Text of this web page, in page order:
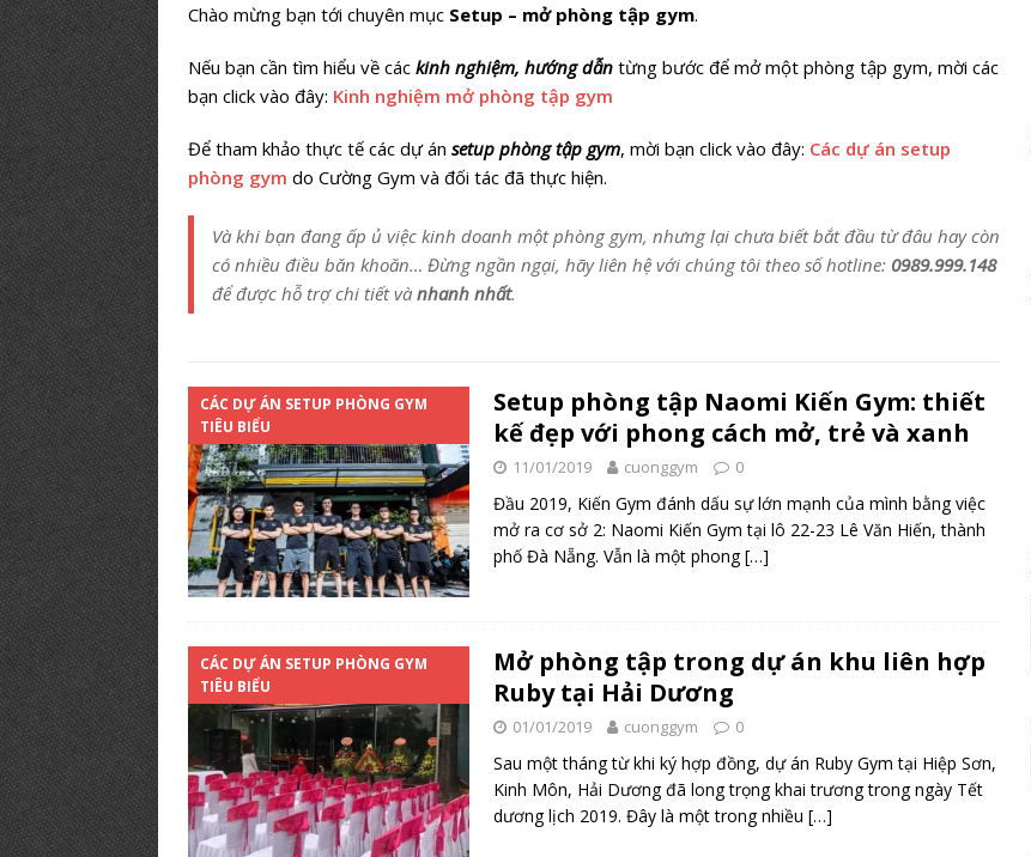
[ 18/03/2019 ] Setup phòng tập bình dân: Thái Hòa Gym tại Nghệ An
CÁC DỰ ÁN SETUP PHÒNG
[ 14/03/2019 ] Setup phòng gym phổ thông: HC Fitness tại TP. Hải Dương
CÁC DỰ ÁN SETUP
[ 12/03/2019 ] BÍ KÍP【Mở Phòng Gym Hiệu Quả】Hướng dẫn từ A đến Z
KINH NGHIỆM MỞ
PHÒNG TẬP
Chào mừng bạn tới chuyên mục Setup – mở phòng tập gym.
Nếu bạn cần tìm hiểu về các kinh nghiệm, hướng dẫn từng bước để mở một phòng tập gym, mời các
bạn click vào đây: Kinh nghiệm mở phòng tập gym
Để tham khảo thực tế các dự án setup phòng tập gym, mời bạn click vào đây: Các dự án setup
phòng gym do Cường Gym và đối tác đã thực hiện.
Và khi bạn đang ấp ủ việc kinh doanh một phòng gym, nhưng lại chưa biết bắt đầu từ đâu hay còn
có nhiều điều băn khoăn… Đừng ngần ngại, hãy liên hệ với chúng tôi theo số hotline: 0989.999.148
để được hỗ trợ chi tiết và nhanh nhất.
CÁC DỰ ÁN SETUP PHÒNG GYM
TIÊU BIỂU
Setup phòng tập Naomi Kiến Gym: thiết
kế đẹp với phong cách mở, trẻ và xanh
11/01/2019 cuonggym 0
Đầu 2019, Kiến Gym đánh dấu sự lớn mạnh của mình bằng việc
mở ra cơ sở 2: Naomi Kiến Gym tại lô 22-23 Lê Văn Hiến, thành
phố Đà Nẵng. Vẫn là một phong[…]
CÁC DỰ ÁN SETUP PHÒNG GYM
TIÊU BIỂU
Mở phòng tập trong dự án khu liên hợp
Ruby tại Hải Dương
01/01/2019 cuonggym 0
Sau một tháng từ khi ký hợp đồng, dự án Ruby Gym tại Hiệp Sơn,
Kinh Môn, Hải Dương đã long trọng khai trương trong ngày Tết
dương lịch 2019. Đây là một trong nhiều […]